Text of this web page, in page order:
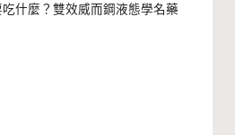
什麼？雙效威而鋼液態學名藥